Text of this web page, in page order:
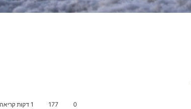
0
177